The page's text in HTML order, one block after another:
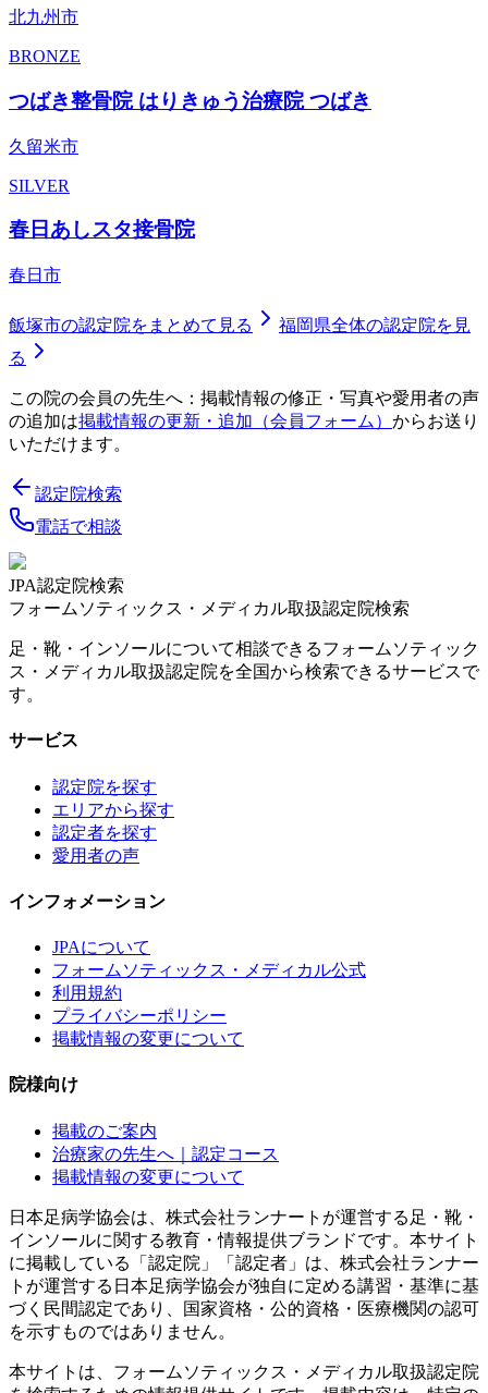
北九州市
BRONZE
つばき整骨院 はりきゅう治療院 つばき
久留米市
SILVER
春日あしスタ接骨院
春日市
飯塚市の認定院をまとめて見る 福岡県全体の認定院を見
る
この院の会員の先生へ：掲載情報の修正・写真や愛用者の声
の追加は掲載情報の更新・追加（会員フォーム） からお送り
いただけます。
認定院検索
電話で相談
JPA認定院検索
フォームソティックス・メディカル取扱認定院検索
足・靴・インソールについて相談できるフォームソティック
ス・メディカル取扱認定院を全国から検索できるサービスで
す。
サービス
認定院を探す
エリアから探す
認定者を探す
愛用者の声
インフォメーション
JPAについて
フォームソティックス・メディカル公式
利用規約
プライバシーポリシー
掲載情報の変更について
院様向け
掲載のご案内
治療家の先生へ｜認定コース
掲載情報の変更について
日本足病学協会は、株式会社ランナートが運営する足・靴・
インソールに関する教育・情報提供ブランドです。本サイト
に掲載している「認定院」「認定者」は、株式会社ランナー
トが運営する日本足病学協会が独自に定める講習・基準に基
づく民間認定であり、国家資格・公的資格・医療機関の認可
を示すものではありません。
本サイトは、フォームソティックス・メディカル取扱認定院